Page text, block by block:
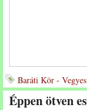
Baráti Kör - Vegyes
Éppen ötven